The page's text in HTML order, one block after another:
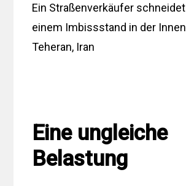
Ein Straßenverkäufer
einem Imbissstand in der
Teheran, Iran
Eine ungleiche
Belastung